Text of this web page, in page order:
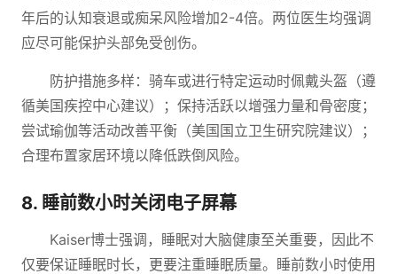
年后的认知衰退或痴呆风险增加2-4倍。两位医生均强调
应尽可能保护头部免受创伤。
防护措施多样：骑车或进行特定运动时佩戴头盔（遵
循美国疾控中心建议）；保持活跃以增强力量和骨密度；
尝试瑜伽等活动改善平衡（美国国立卫生研究院建议）；
合理布置家居环境以降低跌倒风险。
8. 睡前数小时关闭电子屏幕
Kaiser博士强调，睡眠对大脑健康至关重要，因此不
仅要保证睡眠时长，更要注重睡眠质量。睡前数小时使用